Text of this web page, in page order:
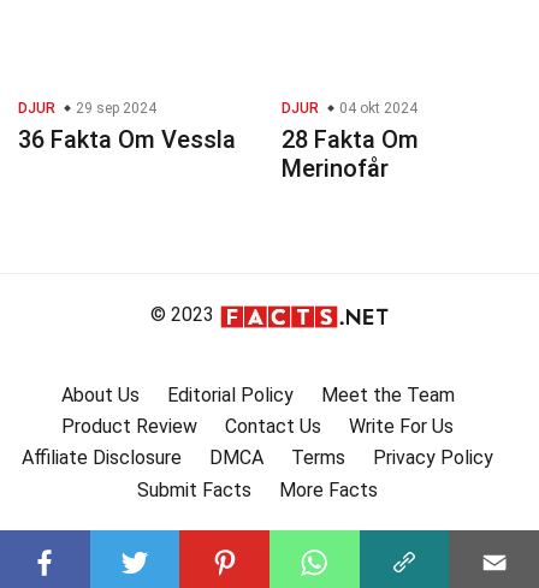
DJUR 29 sep 2024
36 Fakta Om Vessla
DJUR 04 okt 2024
28 Fakta Om
Merinofår
© 2023
About Us Editorial Policy
Meet the Team
Product Review
Contact Us
Write For Us
Affiliate Disclosure
DMCA Terms
Privacy Policy
Submit Facts
More Facts
Subscribe to our channel